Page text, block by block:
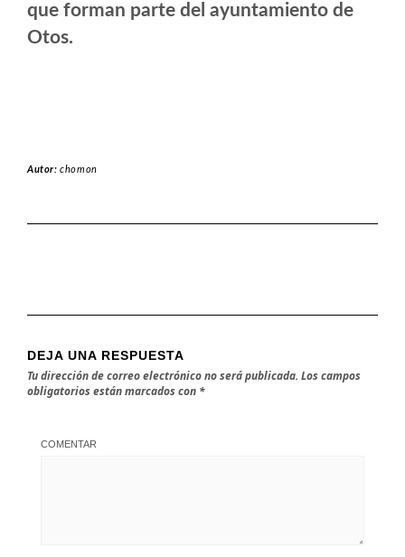
que forman parte del ayuntamiento de
Otos.
Autor:chomon
DEJA UNA RESPUESTA
Tu dirección de correo electrónico no será publicada. Los campos
obligatorios están marcados con *
COMENTAR